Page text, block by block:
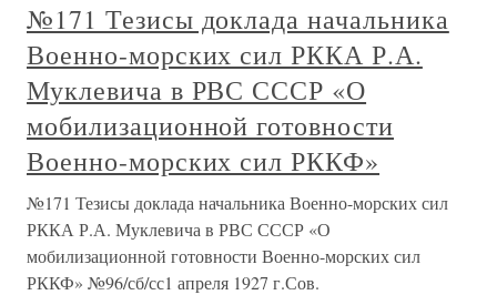
№171 Тезисы доклада начальника
Военно-морских сил РККА Р.А.
Муклевича в РВС СССР «О
мобилизационной готовности
Военно-морских сил РККФ»
№171 Тезисы доклада начальника Военно-морских сил
РККА Р.А. Муклевича в РВС СССР «О
мобилизационной готовности Военно-морских сил
РККФ» №96/сб/сс1 апреля 1927 г.Сов.